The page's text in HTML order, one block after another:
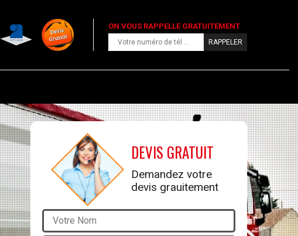
ON VOUS RAPPELLE GRATUITEMENT
DEVIS GRATUIT
Demandez votre
devis grauitement